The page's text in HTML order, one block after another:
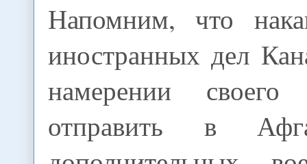
Напомним, что
иностранных дел
намерении своего
отправить в